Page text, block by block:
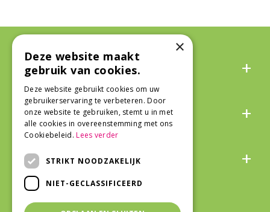
Algemeen
Over ons
Snel naar
Veilig winkelen
×
Deze website maakt
gebruik van cookies.
Deze website gebruikt cookies om uw
gebruikerservaring te verbeteren. Door
onze website te gebruiken, stemt u in met
alle cookies in overeenstemming met ons
Cookiebeleid.Lees verder
STRIKT NOODZAKELIJK
NIET-GECLASSIFICEERD